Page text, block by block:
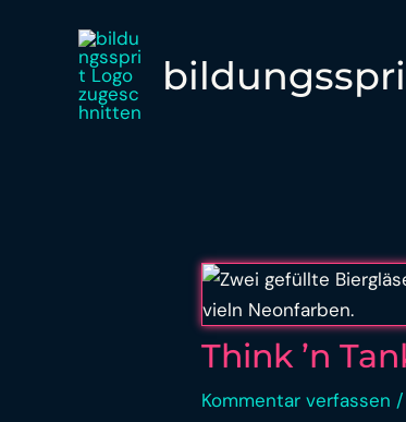
Think ’n
Kommentar verfassen
navigation